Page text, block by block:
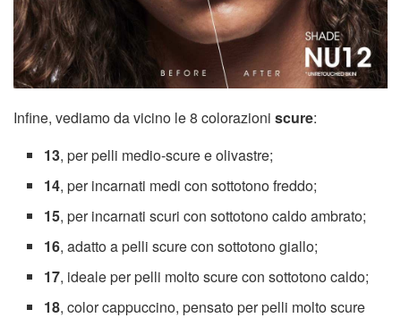
Infine, vediamo da vicino le 8 colorazioni scure:
13, per pelli medio-scure e olivastre;
14, per incarnati medi con sottotono freddo;
15, per incarnati scuri con sottotono caldo ambrato;
16, adatto a pelli scure con sottotono giallo;
17, ideale per pelli molto scure con sottotono caldo;
18, color cappuccino, pensato per pelli molto scure